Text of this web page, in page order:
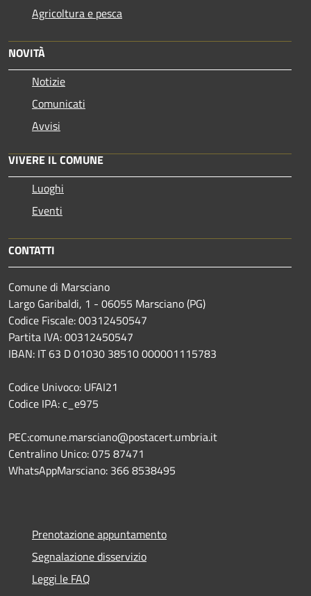
Agricoltura e pesca
NOVITÀ
Notizie
Comunicati
Avvisi
VIVERE IL COMUNE
Luoghi
Eventi
CONTATTI
Comune di Marsciano
Largo Garibaldi, 1 - 06055 Marsciano (PG)
Codice Fiscale: 00312450547
Partita IVA: 00312450547
IBAN: IT 63 D 01030 38510 000001115783
Codice Univoco: UFAI21
Codice IPA: c_e975
PEC:comune.marsciano@postacert.umbria.it
Centralino Unico: 075 87471
WhatsAppMarsciano: 366 8538495
Prenotazione appuntamento
Segnalazione disservizio
Leggi le FAQ